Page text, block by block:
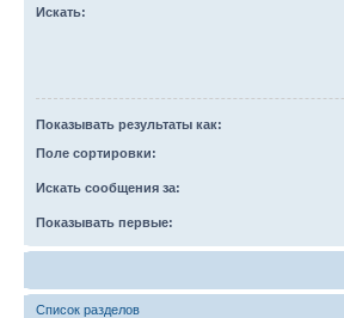
Искать:
Показывать результаты как:
Поле сортировки:
Искать сообщения за:
Показывать первые:
Список разделов